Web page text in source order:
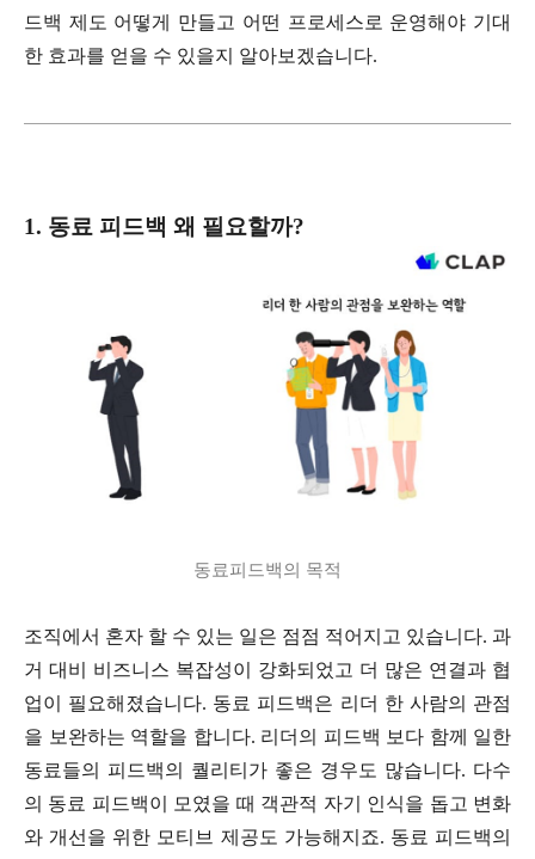
드백 제도 어떻게 만들고 어떤 프로세스로 운영해야 기대
한 효과를 얻을 수 있을지 알아보겠습니다.
1. 동료 피드백 왜 필요할까?
동료피드백의 목적
조직에서 혼자 할 수 있는 일은 점점 적어지고 있습니다. 과
거 대비 비즈니스 복잡성이 강화되었고 더 많은 연결과 협
업이 필요해졌습니다. 동료 피드백은 리더 한 사람의 관점
을 보완하는 역할을 합니다. 리더의 피드백 보다 함께 일한
동료들의 피드백의 퀄리티가 좋은 경우도 많습니다. 다수
의 동료 피드백이 모였을 때 객관적 자기 인식을 돕고 변화
와 개선을 위한 모티브 제공도 가능해지죠. 동료 피드백의